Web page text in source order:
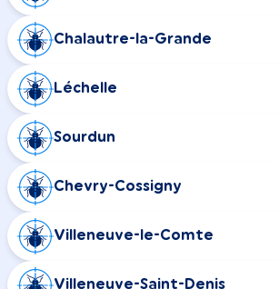
Chalautre-la-Grande
Léchelle
Sourdun
Chevry-Cossigny
Villeneuve-le-Comte
Villeneuve-Saint-Denis